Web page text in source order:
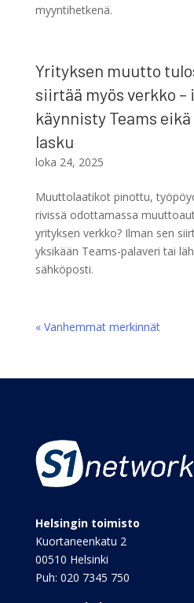
myyntihetkenä.
Yrityksen muutto
siirtää myös verkko –
käynnisty Teams
lasku
loka 24, 2025
Muuttolaatikot pinottu,
rivissä odottamassa
yrityksen verkko? Ilman sen
yksikään Teams-palaveri tai
sähköposti.
« Vanhemmat merkinnät
Helsingin toimisto
Kuortaneenkatu 2
00510 Helsinki
Puh: 020 7345 750